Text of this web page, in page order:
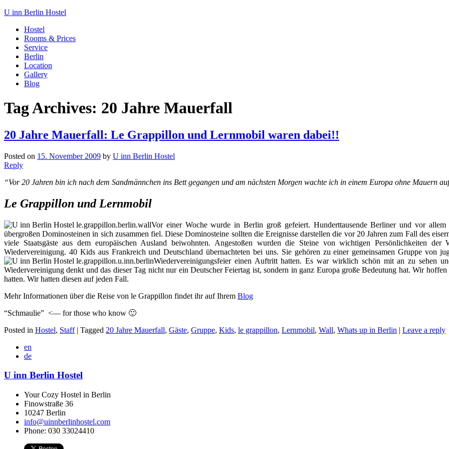
U inn Berlin Hostel
Hostel
Rooms & Prices
Service
Berlin
Location
Gallery
Blog
Tag Archives: 20 Jahre Mauerfall
20 Jahre Mauerfall: Le Grappillon und Lernmobil waren dabei!!
Posted on 15. November 2009 by U inn Berlin Hostel
Reply
“Vor 20 Jahren bin ich nach dem Sandmännchen ins Bett gegangen und am nächsten Morgen wachte ich in einem Europa ohne Mauern
Le Grappillon und Lernmobil
Vor einer Woche wurde in Berlin groß gefeiert. Hunderttausende Berliner und vor
übergroßen Dominosteinen in sich zusammen fiel. Diese Dominosteine sollten die Ereignisse darstellen die vor 20 Jahren zum Fall des
viele Staatsgäste aus dem europäischen Ausland beiwohnten. Angestoßen wurden die Steine von wichtigen Persönlichkeiten
Wiedervereinigung. 40 Kids aus Frankreich und Deutschland übernachteten bei uns. Sie gehören zu einer gemeinsamen Gruppe von
Wiedervereinigungsfeier einen Auftritt hatten. Es war wirklich schön mit an zu sehen
Wiedervereinigung denkt und das dieser Tag nicht nur ein Deutscher Feiertag ist, sondern in ganz Europa große Bedeutung hat. Wir
hatten. Wir hatten diesen auf jeden Fall.
Mehr Informationen über die Reise von le Grappillon findet ihr auf Ihrem Blog
“Schmaulie” <— for those who know 🙂
Posted in Hostel, Staff | Tagged 20 Jahre Mauerfall, Gäste, Gruppe, Kids, le grappillon, Lernmobil, Wall, Whats up in Berlin | Leave a reply
en
de
U inn Berlin Hostel
Your Cozy Hostel in Berlin
Finowstraße 36
10247 Berlin
info@uinnberlinhostel.com
Phone: 030 33024410